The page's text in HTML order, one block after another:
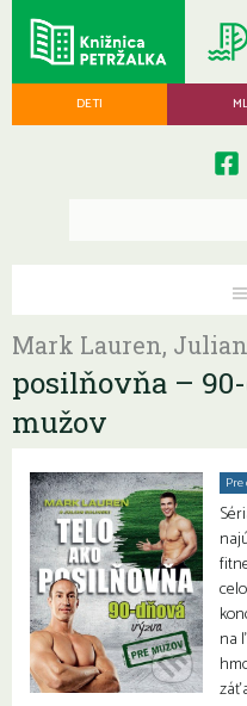
DETI
Mark Lauren,
posilňovňa –
mužov
na